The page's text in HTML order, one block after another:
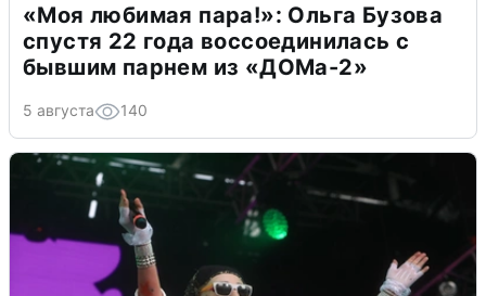
«Моя любимая пара!»: Ольга Бузова
спустя 22 года воссоединилась с
бывшим парнем из «ДОМа-2»
5 августа 140